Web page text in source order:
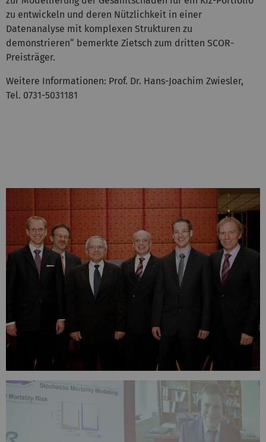
zu entwickeln und deren Nützlichkeit in einer
Datenanalyse mit komplexen Strukturen zu
demonstrieren“ bemerkte Zietsch zum dritten SCOR-
Preisträger.
Weitere Informationen: Prof. Dr. Hans-Joachim Zwiesler,
Tel. 0731-5031181